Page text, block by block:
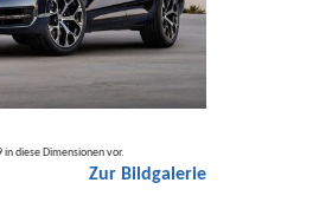
diese Dimensionen vor.
Zur Bildgalerie